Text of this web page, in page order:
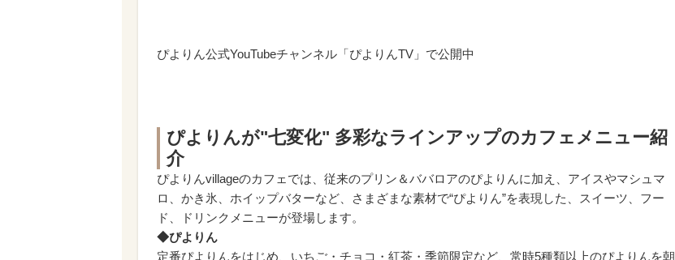
ぴよりん公式YouTubeチャンネル「ぴよりんTV」で公開中
ぴよりんが"七変化" 多彩なラインアップのカフェメニュー紹
介
ぴよりんvillageのカフェでは、従来のプリン＆ババロアのぴよりんに加え、アイスやマシュマ
ロ、かき氷、ホイップバターなど、さまざまな素材で“ぴよりん”を表現した、スイーツ、フー
ド、ドリンクメニューが登場します。
◆ぴよりん
定番ぴよりんをはじめ、いちご・チョコ・紅茶・季節限定など、常時5種類以上のぴよりんを朝